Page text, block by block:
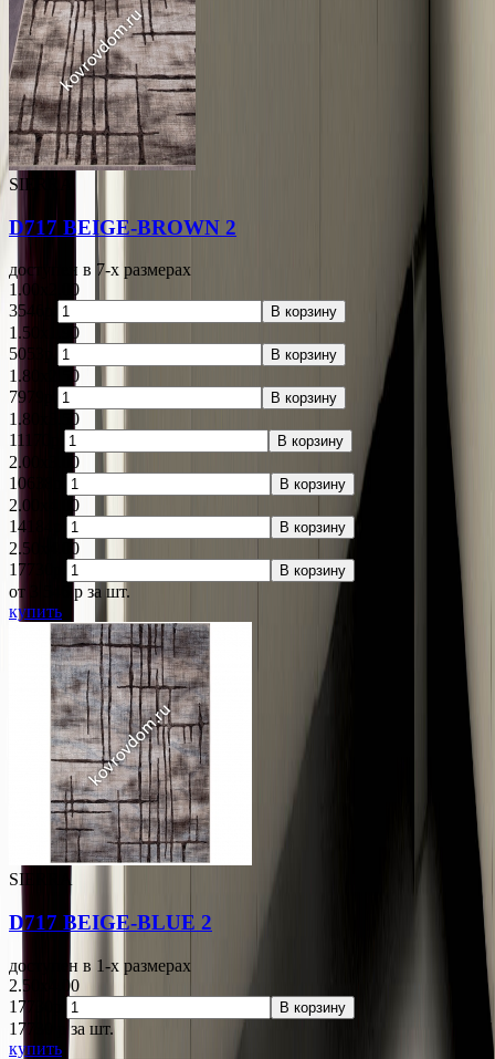
SIERRA
D717 BEIGE-BROWN 2
доступен в 7-x размерах
1.00x2.00
3546р.
В корзину
1.50x1.90
5053р.
В корзину
1.80x2.50
7979р.
В корзину
1.80x3.50
11170р.
В корзину
2.00x3.00
10638р.
В корзину
2.00x4.00
14184р.
В корзину
2.50x4.00
17730р.
В корзину
от 3 546 p за шт.
купить
SIERRA
D717 BEIGE-BLUE 2
доступен в 1-x размерах
2.50x4.00
17730р.
В корзину
17730
за шт.
купить